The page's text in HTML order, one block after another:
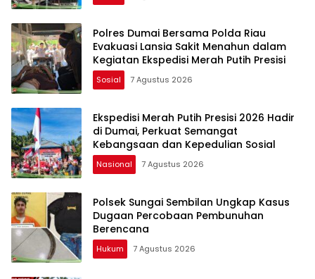
Polres Dumai Bersama Polda Riau
Evakuasi Lansia Sakit Menahun dalam
Kegiatan Ekspedisi Merah Putih Presisi
Sosial 7 Agustus 2026
Ekspedisi Merah Putih Presisi 2026 Hadir
di Dumai, Perkuat Semangat
Kebangsaan dan Kepedulian Sosial
Nasional 7 Agustus 2026
Polsek Sungai Sembilan Ungkap Kasus
Dugaan Percobaan Pembunuhan
Berencana
Hukum 7 Agustus 2026